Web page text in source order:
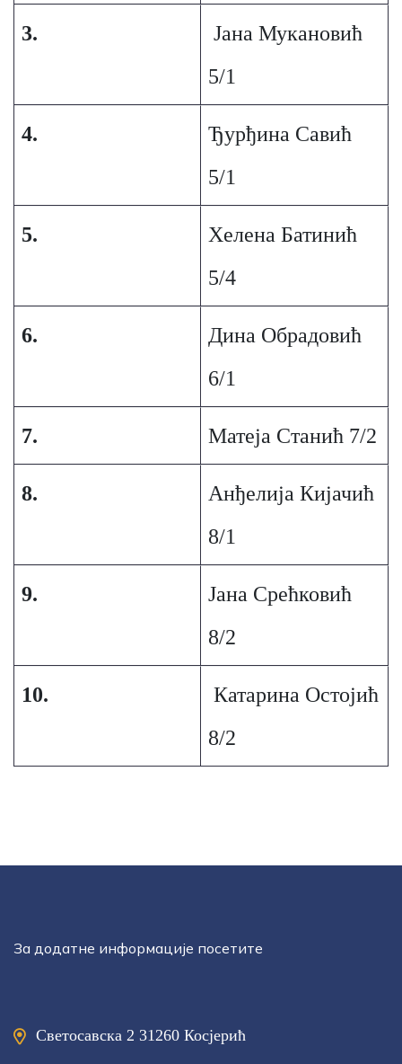
3.
Јана Мукановић
5/1
4.
Ђурђина Савић
5/1
5.
Хелена Батинић
5/4
6.
Дина Обрадовић
6/1
7. Матеја Станић 7/2
8.
Анђелија Кијачић
8/1
9.
Јана Срећковић
8/2
10.
Катарина Остојић
8/2
За додатне информације посетите
Светосавска 2 31260 Косјерић